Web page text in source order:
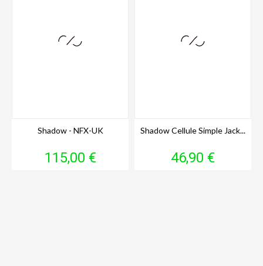
Shadow - NFX-UK
Prix
115,00 €
Shadow Cellule Simple Jack...
Prix
46,90 €